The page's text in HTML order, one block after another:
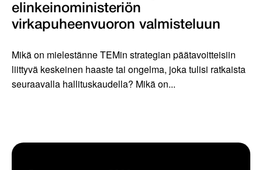
elinkeinoministeriön
virkapuheenvuoron valmisteluun
Mikä on mielestänne TEMin strategian päätavoitteisiin
liittyvä keskeinen haaste tai ongelma, joka tulisi ratkaista
seuraavalla hallituskaudella? Mikä on...